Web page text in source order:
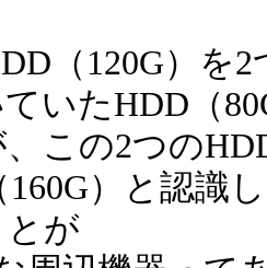
（120G）を
いたHDD（
この2つの
）と認識
が